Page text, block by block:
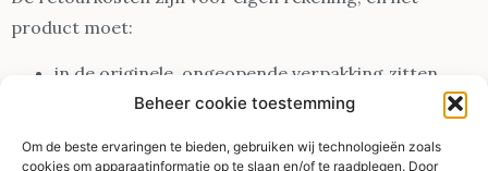
Beheer cookie toestemming
Om de beste ervaringen te bieden, gebruiken wij technologieën zoals
cookies om apparaatinformatie op te slaan en/of te raadplegen. Door
product moet:
in de originele, ongeopende verpakking zitten
in onbeschadigde en ongebruikte staat verkeren
Retouren die niet aan deze voorwaarden voldoen,